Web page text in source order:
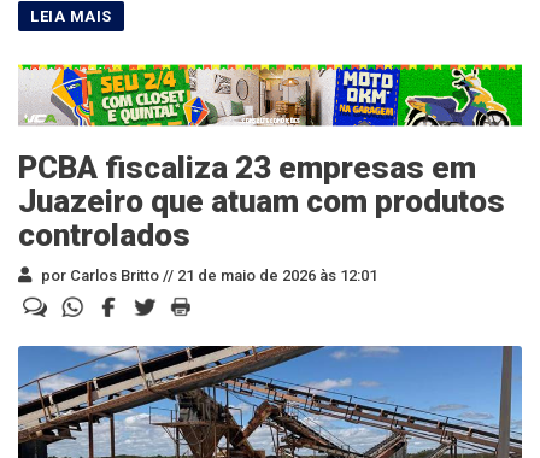
PCBA fiscaliza 23 empresas em
Juazeiro que atuam com produtos
controlados
por Carlos Britto // 21 de maio de 2026 às 12:01